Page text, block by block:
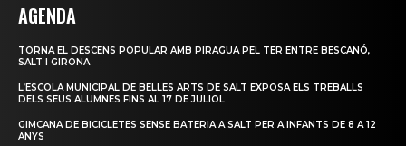
AGENDA
TORNA EL DESCENS POPULAR AMB PIRAGUA PEL TER ENTRE BESCANÓ,
SALT I GIRONA
L’ESCOLA MUNICIPAL DE BELLES ARTS DE SALT EXPOSA ELS TREBALLS
DELS SEUS ALUMNES FINS AL 17 DE JULIOL
GIMCANA DE BICICLETES SENSE BATERIA A SALT PER A INFANTS DE 8 A 12
ANYS